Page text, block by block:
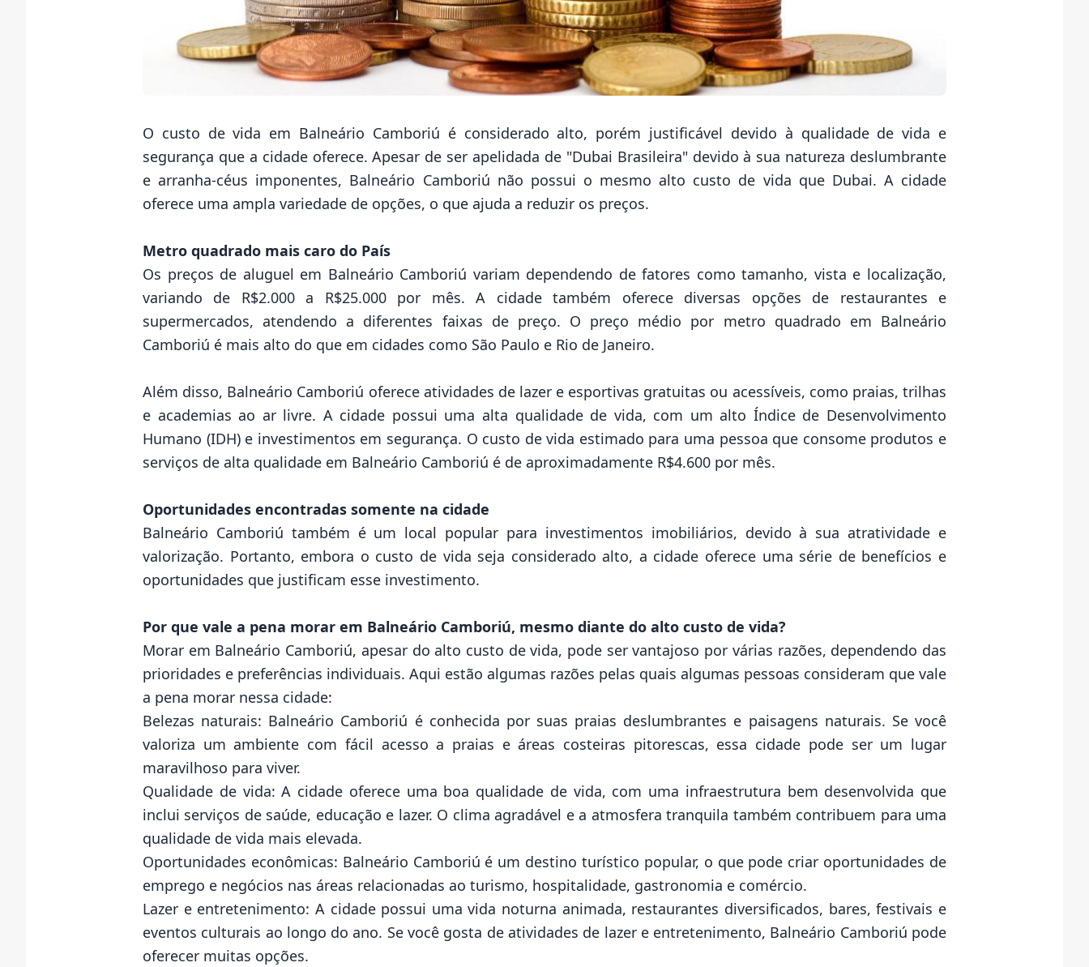
O custo de vida em Balneário Camboriú é considerado alto, porém justificável devido à qualidade de vida e
segurança que a cidade oferece. Apesar de ser apelidada de "Dubai Brasileira" devido à sua natureza deslumbrante
e arranha-céus imponentes, Balneário Camboriú não possui o mesmo alto custo de vida que Dubai. A cidade
oferece uma ampla variedade de opções, o que ajuda a reduzir os preços.
Metro quadrado mais caro do País
Os preços de aluguel em Balneário Camboriú variam dependendo de fatores como tamanho, vista e localização,
variando de R$2.000 a R$25.000 por mês. A cidade também oferece diversas opções de restaurantes e
supermercados, atendendo a diferentes faixas de preço. O preço médio por metro quadrado em Balneário
Camboriú é mais alto do que em cidades como São Paulo e Rio de Janeiro.
Além disso, Balneário Camboriú oferece atividades de lazer e esportivas gratuitas ou acessíveis, como praias, trilhas
e academias ao ar livre. A cidade possui uma alta qualidade de vida, com um alto Índice de Desenvolvimento
Humano (IDH) e investimentos em segurança. O custo de vida estimado para uma pessoa que consome produtos e
serviços de alta qualidade em Balneário Camboriú é de aproximadamente R$4.600 por mês.
Oportunidades encontradas somente na cidade
Balneário Camboriú também é um local popular para investimentos imobiliários, devido à sua atratividade e
valorização. Portanto, embora o custo de vida seja considerado alto, a cidade oferece uma série de benefícios e
oportunidades que justificam esse investimento.
Por que vale a pena morar em Balneário Camboriú, mesmo diante do alto custo de vida?
Morar em Balneário Camboriú, apesar do alto custo de vida, pode ser vantajoso por várias razões, dependendo das
prioridades e preferências individuais. Aqui estão algumas razões pelas quais algumas pessoas consideram que vale
a pena morar nessa cidade:
Belezas naturais: Balneário Camboriú é conhecida por suas praias deslumbrantes e paisagens naturais. Se você
valoriza um ambiente com fácil acesso a praias e áreas costeiras pitorescas, essa cidade pode ser um lugar
maravilhoso para viver.
Qualidade de vida: A cidade oferece uma boa qualidade de vida, com uma infraestrutura bem desenvolvida que
inclui serviços de saúde, educação e lazer. O clima agradável e a atmosfera tranquila também contribuem para uma
qualidade de vida mais elevada.
Oportunidades econômicas: Balneário Camboriú é um destino turístico popular, o que pode criar oportunidades de
emprego e negócios nas áreas relacionadas ao turismo, hospitalidade, gastronomia e comércio.
Lazer e entretenimento: A cidade possui uma vida noturna animada, restaurantes diversificados, bares, festivais e
eventos culturais ao longo do ano. Se você gosta de atividades de lazer e entretenimento, Balneário Camboriú pode
oferecer muitas opções.